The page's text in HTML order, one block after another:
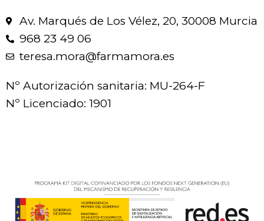
Av. Marqués de Los Vélez, 20, 30008 Murcia
968 23 49 06
teresa.mora@farmamora.es
Nº Autorización sanitaria: MU-264-F
Nº Licenciado: 1901